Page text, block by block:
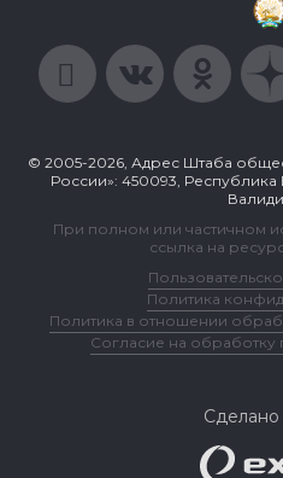
© 2005-2026, Адрес Штаба
России»: 450093, Республика
При полном или частичном
ссылка на
Политика
Политика в отношении
Согласие на обработку
Сделано